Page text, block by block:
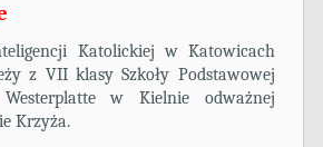
Katolickiej w Katowicach
z VII klasy Szkoły Podstawowej
w Kielnie odważnej
Krzyża.